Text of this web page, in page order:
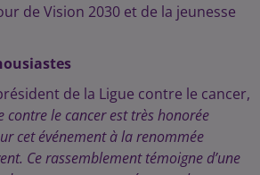
de Vision 2030 et de la jeunesse
de la Ligue contre le cancer,
contre le cancer est très honorée
cet événement à la renommée
Ce rassemblement témoigne d’une